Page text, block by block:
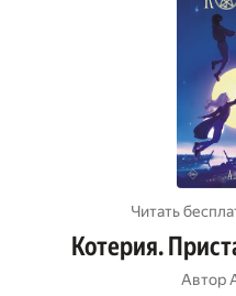
Читать
Котерия.
Автор